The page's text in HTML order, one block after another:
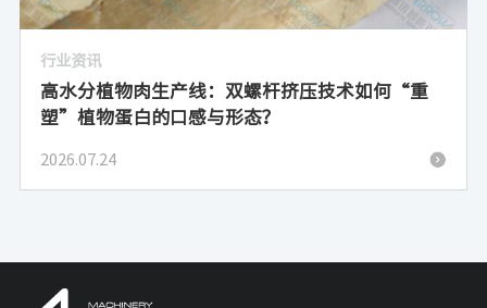
行业资讯
高水分植物肉生产线：双螺杆挤压技术如何“重
塑”植物蛋白的口感与形态？
2026.07.24